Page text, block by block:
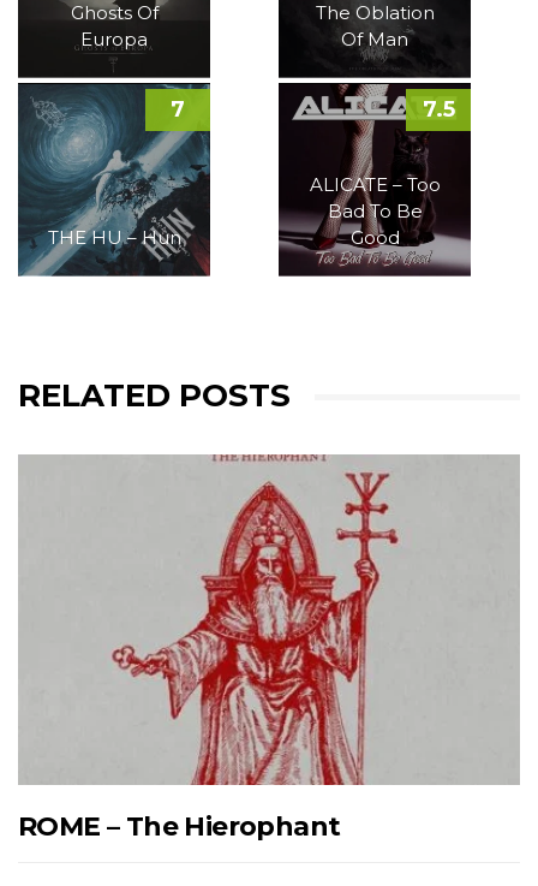
Ghosts Of
Europa
The Oblation
Of Man
THE HU – Hun
7
ALICATE – Too
Bad To Be
Good
7.5
RELATED POSTS
ROME – The Hierophant